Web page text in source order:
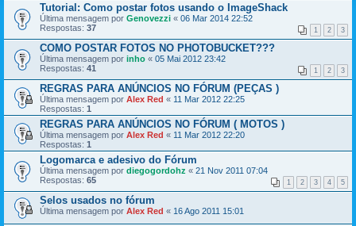
Tutorial: Como postar fotos usando o ImageShack
Última mensagem por Genovezzi « 06 Mar 2014 22:52
Respostas: 37 1 2 3
COMO POSTAR FOTOS NO PHOTOBUCKET???
Última mensagem por inho « 05 Mai 2012 23:42
Respostas: 41 1 2 3
REGRAS PARA ANÚNCIOS NO FÓRUM (PEÇAS )
Última mensagem por Alex Red « 11 Mar 2012 22:25
Respostas: 1
REGRAS PARA ANÚNCIOS NO FÓRUM ( MOTOS )
Última mensagem por Alex Red « 11 Mar 2012 22:20
Respostas: 1
Logomarca e adesivo do Fórum
Última mensagem por diegogordohz « 21 Nov 2011 07:04
Respostas: 65 1 2 3 4 5
Selos usados no fórum
Última mensagem por Alex Red « 16 Ago 2011 15:01